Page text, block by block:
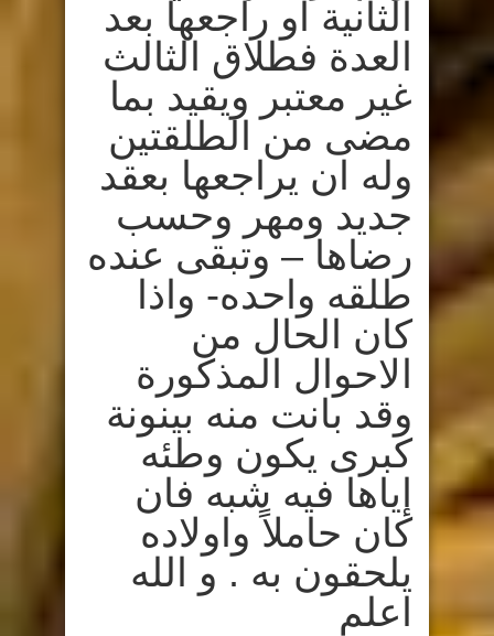
الثانية او راجعها بعد
العدة فطلاق الثالث
غير معتبر ويقيد بما
مضى من الطلقتين
وله ان يراجعها بعقد
جديد ومهر وحسب
رضاها – وتبقى عنده
طلقه واحده- واذا
كان الحال من
الاحوال المذكورة
وقد بانت منه بينونة
كبرى يكون وطئه
إياها فيه شبه فان
كان حاملاً واولاده
يلحقون به . و الله
اعلم